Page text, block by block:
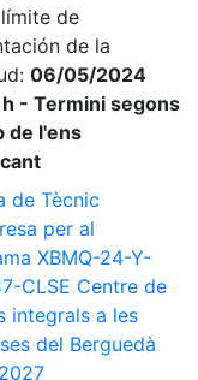
de
de la
06/05/2024
- Termini segons
de l'ens
de Tècnic
per al
XBMQ-24-Y-
CLSE Centre de
integrals a les
del Berguedà